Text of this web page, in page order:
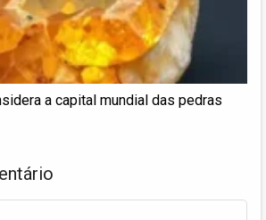
a capital mundial das pedras